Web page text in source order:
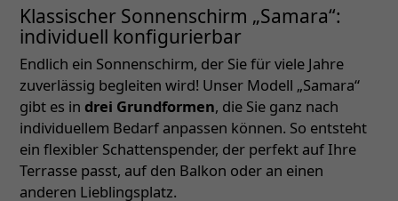
Klassischer Sonnenschirm „Samara“:
individuell konfigurierbar
Endlich ein Sonnenschirm, der Sie für viele Jahre
zuverlässig begleiten wird! Unser Modell „Samara“
gibt es in drei Grundformen, die Sie ganz nach
individuellem Bedarf anpassen können. So entsteht
ein flexibler Schattenspender, der perfekt auf Ihre
Terrasse passt, auf den Balkon oder an einen
anderen Lieblingsplatz.